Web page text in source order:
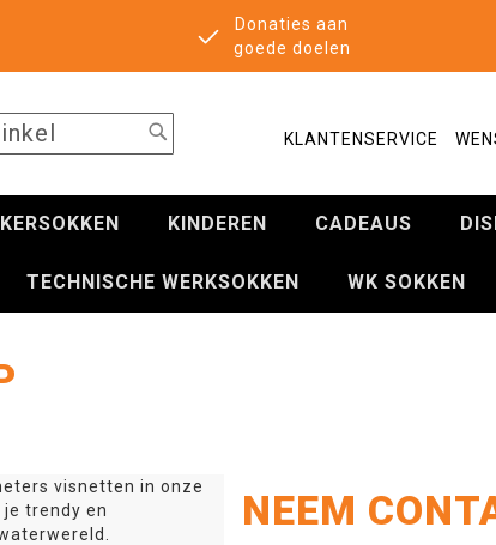
Donaties aan
goede doelen
KLANTENSERVICE
SEARCH
KINDEREN CADEAUS
TECHNISCHE WERKSOKKEN WK SOKKEN
visnetten in onze
trendy en
NEEM